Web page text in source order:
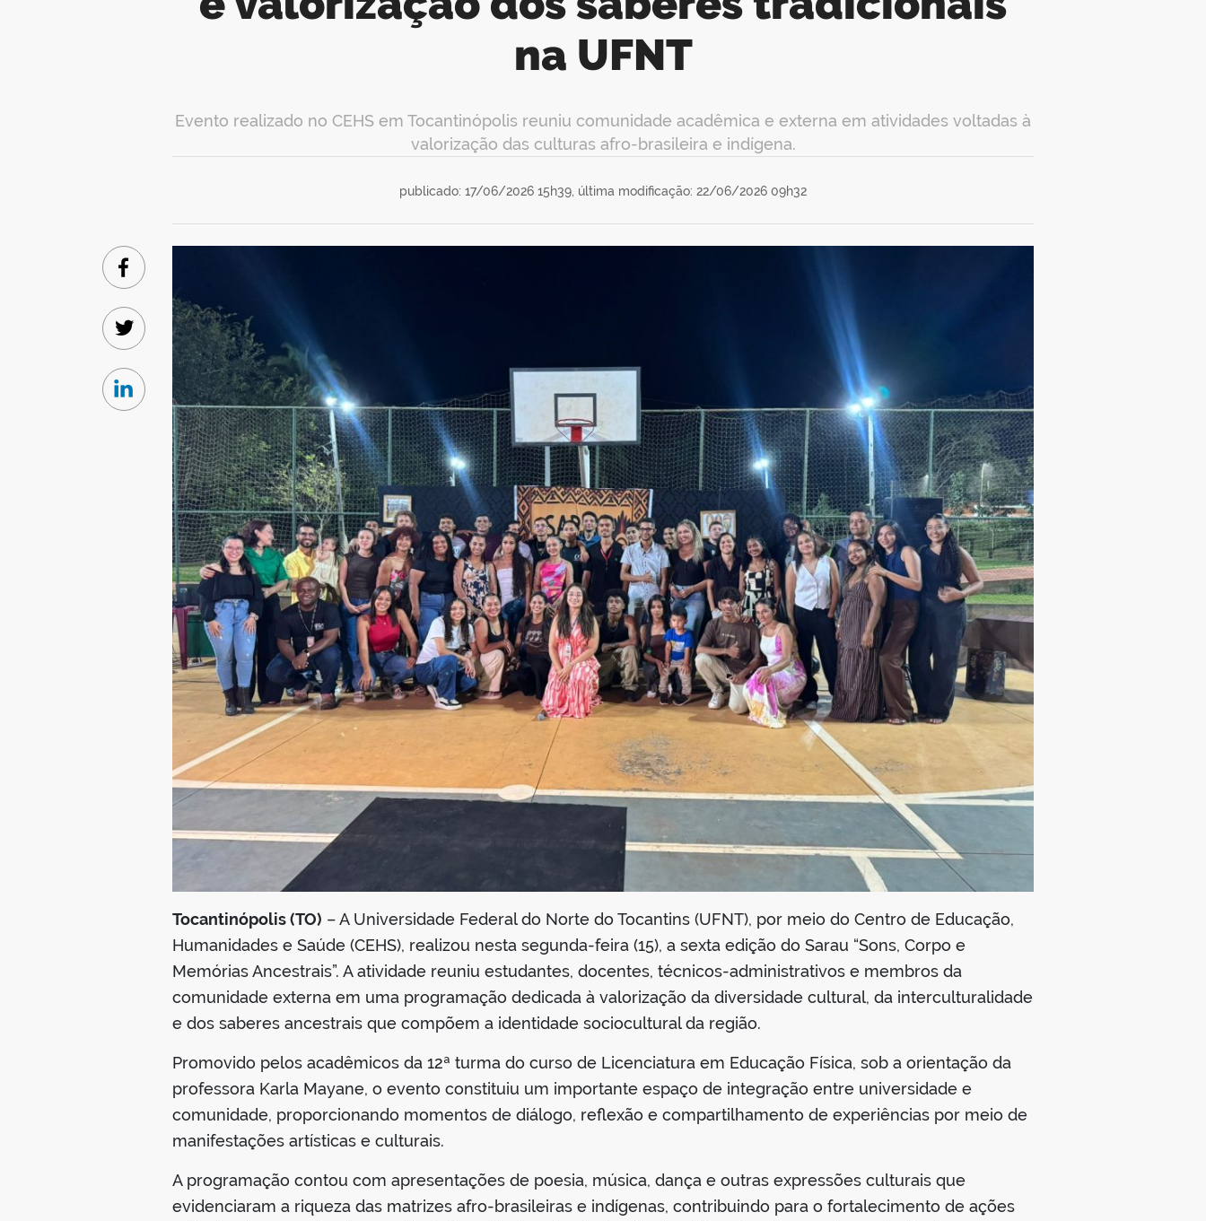
na UFNT
Evento realizado no CEHS em Tocantinópolis reuniu comunidade acadêmica e externa em atividades voltadas à
valorização das culturas afro-brasileira e indígena.
publicado: 17/06/2026 15h39, última modificação: 22/06/2026 09h32
Tocantinópolis (TO) – A Universidade Federal do Norte do Tocantins (UFNT), por meio do Centro de Educação,
Humanidades e Saúde (CEHS), realizou nesta segunda-feira (15), a sexta edição do Sarau “Sons, Corpo e
Memórias Ancestrais”. A atividade reuniu estudantes, docentes, técnicos-administrativos e membros da
comunidade externa em uma programação dedicada à valorização da diversidade cultural, da interculturalidade
e dos saberes ancestrais que compõem a identidade sociocultural da região.
Promovido pelos acadêmicos da 12ª turma do curso de Licenciatura em Educação Física, sob a orientação da
professora Karla Mayane, o evento constituiu um importante espaço de integração entre universidade e
comunidade, proporcionando momentos de diálogo, reflexão e compartilhamento de experiências por meio de
manifestações artísticas e culturais.
A programação contou com apresentações de poesia, música, dança e outras expressões culturais que
evidenciaram a riqueza das matrizes afro-brasileiras e indígenas, contribuindo para o fortalecimento de ações
Facebook
Twitter
Linkedin